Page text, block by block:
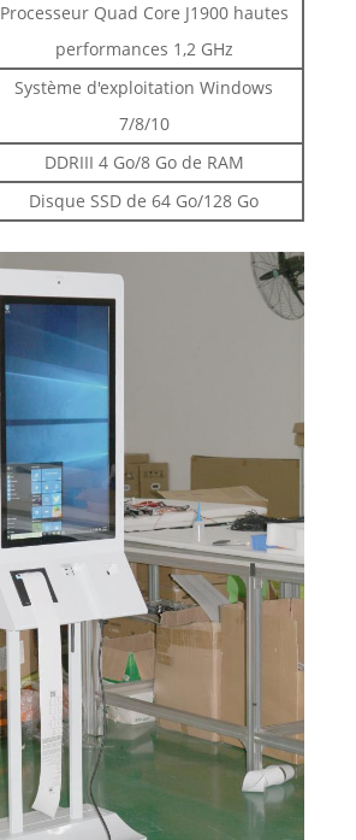
Processeur Quad Core J1900 hautes
performances 1,2 GHz
Système d'exploitation Windows
7/8/10
DDRIII 4 Go/8 Go de RAM
Disque SSD de 64 Go/128 Go